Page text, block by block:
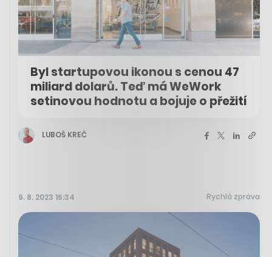
Byl startupovou ikonou s cenou 47
miliard dolarů. Teď má WeWork
setinovou hodnotu a bojuje o přežití
LUBOŠ KREČ
9. 8. 2023 16:34 Rychlá zpráva